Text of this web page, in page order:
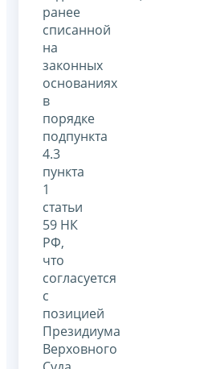
ранее
списанной
на
законных
основаниях
в
порядке
подпункта
4.3
пункта
1
статьи
59 НК
РФ,
что
согласуется
с
позицией
Президиума
Верховного